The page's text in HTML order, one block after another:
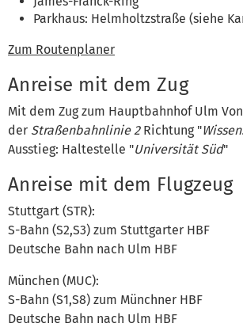
Parkhaus: Helmholtzstraße (siehe
Zum Routenplaner
Anreise mit dem Zug
Mit dem Zug zum Hauptbahnhof Ulm
der Straßenbahnlinie 2Richtung "
Ausstieg: Haltestelle "Universität Süd"
Anreise mit dem Flugzeug
Stuttgart (STR):
S-Bahn (S2,S3) zum Stuttgarter HBF
Deutsche Bahn nach Ulm HBF
München (MUC):
S-Bahn (S1,S8) zum Münchner HBF
Deutsche Bahn nach Ulm HBF